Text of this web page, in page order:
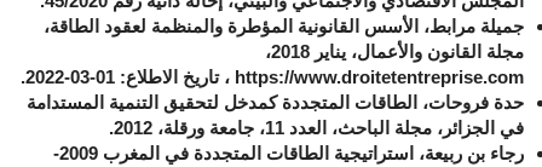
جميلة مرابط، الأسس القانونية المؤطرة والمنظمة لعقود الطاقة،
مجلة القانون والأعمال، يناير 2018،
https://www.droitetentreprise.com ، تاريخ الاطلاع: 01-03-2022.
حدة فروحات، الطاقات المتجددة كمدخل لتحقيق التنمية المستدامة
في الجزائر، مجلة الباحث، العدد 11، جامعة ورقلة، 2012.
رجاء بن ربيعة، استراتيجية الطاقات المتجددة في المغرب 2009-